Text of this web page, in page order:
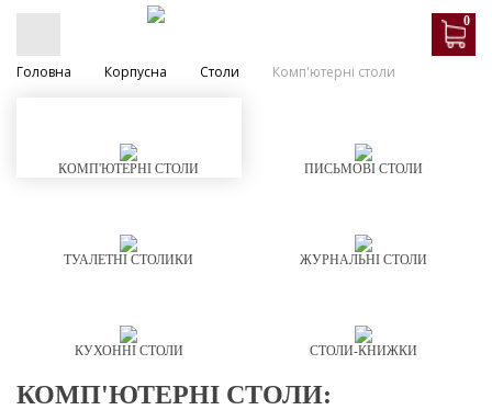
0
Головна Корпусна Столи Комп'ютерні столи
КОМП'ЮТЕРНІ СТОЛИ ПИСЬМОВІ СТОЛИ
ТУАЛЕТНІ СТОЛИКИ ЖУРНАЛЬНІ СТОЛИ
КУХОННІ СТОЛИ СТОЛИ-КНИЖКИ
КОМП'ЮТЕРНІ СТОЛИ: